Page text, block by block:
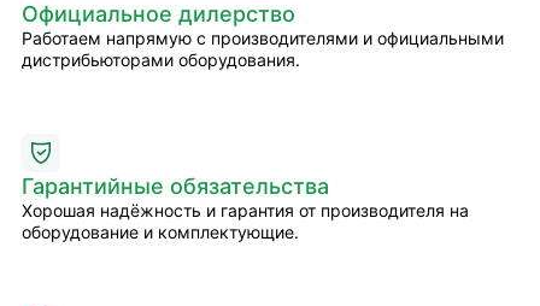
Официальное дилерство
Работаем напрямую с производителями и официальными
дистрибьюторами оборудования.
Гарантийные обязательства
Хорошая надёжность и гарантия от производителя на
оборудование и комплектующие.